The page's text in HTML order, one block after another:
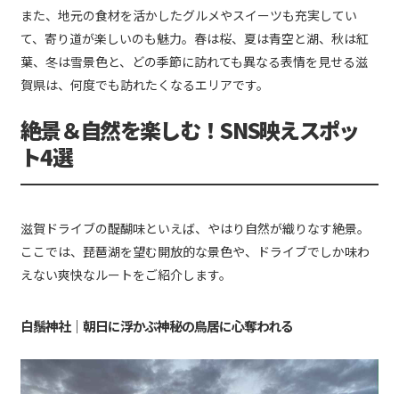
また、地元の食材を活かしたグルメやスイーツも充実してい
て、寄り道が楽しいのも魅力。春は桜、夏は青空と湖、秋は紅
葉、冬は雪景色と、どの季節に訪れても異なる表情を見せる滋
賀県は、何度でも訪れたくなるエリアです。
絶景＆自然を楽しむ！SNS映えスポッ
ト4選
滋賀ドライブの醍醐味といえば、やはり自然が織りなす絶景。
ここでは、琵琶湖を望む開放的な景色や、ドライブでしか味わ
えない爽快なルートをご紹介します。
白鬚神社｜朝日に浮かぶ神秘の鳥居に心奪われる